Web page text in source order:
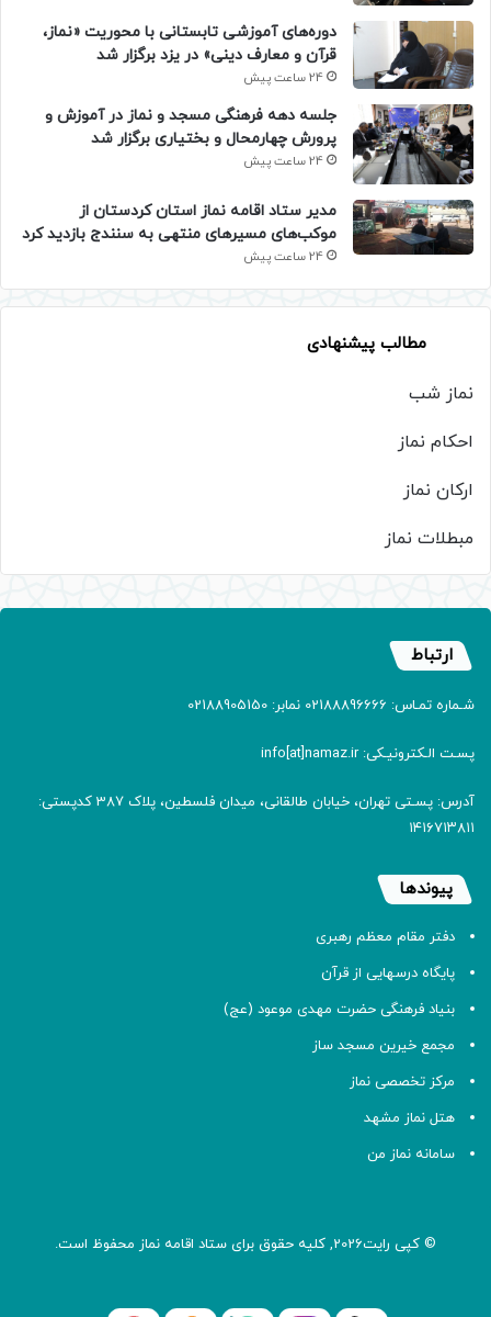
دوره‌های آموزشی تابستانی با محوریت «نماز،
قرآن و معارف دینی» در یزد برگزار شد
24 ساعت پیش
جلسه دهه فرهنگی مسجد و نماز در آموزش و
پرورش چهارمحال و بختیاری برگزار شد
24 ساعت پیش
مدیر ستاد اقامه نماز استان کردستان از
موکب‌های مسیرهای منتهی به سنندج بازدید کرد
24 ساعت پیش
مطالب پیشنهادی
نماز شب
احکام نماز
ارکان نماز
مبطلات نماز
ارتباط
شـماره تمـاس: 02188896666 نمابر: 02188905150
پسـت الـکترونیـکی: info[at]namaz.ir
آدرس: پسـتی تهران، خیابان طالقانی، میدان فلسطین، پلاک 387 کدپستی:
۱۴۱۶۷۱۳۸۱۱
پیوندها
دفتر مقام معظم رهبری
پایگاه درسهایی از قرآن
بنیاد فرهنگی حضرت مهدی موعود (عج)
مجمع خیرین مسجد ساز
مرکز تخصصی نماز
هتل نماز مشهد
سامانه نماز من
© کپی رایت2026, کلیه حقوق برای ستاد اقامه نماز محفوظ است.